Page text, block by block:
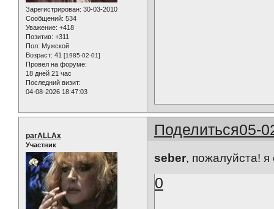
Зарегистрирован: 30-03-2010
Сообщений: 534
Уважение: +418
Позитив: +311
Пол: Мужской
Возраст: 41 [1985-02-01]
Провел на форуме:
18 дней 21 час
Последний визит:
04-08-2026 18:47:03
Поделиться05-
parALLAx
Участник
seber, пожалуйста!
0